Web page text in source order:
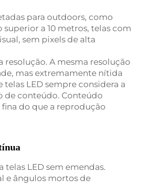
para outdoors, como
a 10 metros, telas com
sem pixels de alta
A mesma resolução
mas extremamente nítida
LED sempre considera a
de conteúdo. Conteúdo
do que a reprodução
LED sem emendas.
e ângulos mortos de